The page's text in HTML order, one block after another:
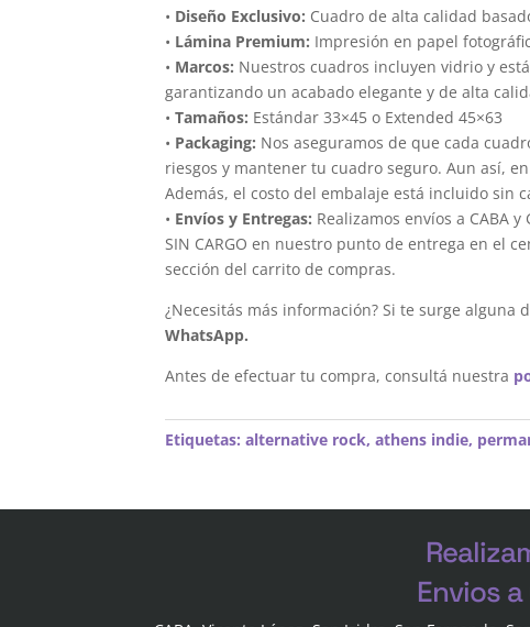
• Diseño Exclusivo: Cuadro de alta calidad
• Lámina Premium: Impresión en papel
• Marcos: Nuestros cuadros incluyen vidrio y
garantizando un acabado elegante y de alta
•Tamaños: Estándar 33×45 o Extended 45×63
• Packaging: Nos aseguramos de que cada
riesgos y mantener tu cuadro seguro. Aun así,
Además, el costo del embalaje está incluido sin
• Envíos y Entregas: Realizamos envíos a CABA
SIN CARGO en nuestro punto de entrega en el
sección del carrito de compras.
¿Necesitás más información? Si te surge alguna
WhatsApp.
Antes de efectuar tu compra, consultá nuestra
Etiquetas:alternative rock,athens indie,
Envios